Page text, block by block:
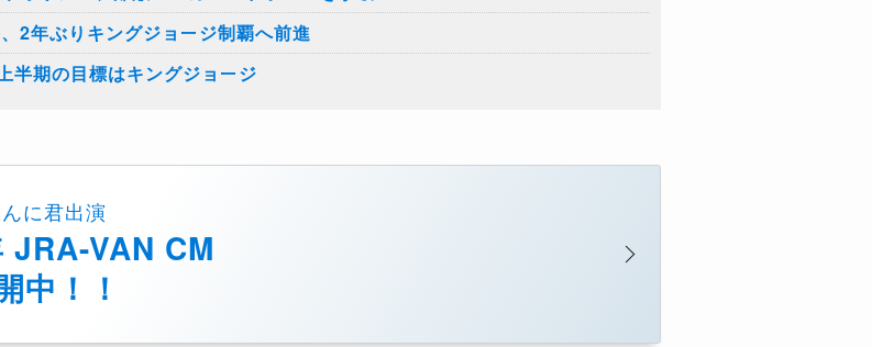
2年ぶりキングジョージ制覇へ前進
半期の目標はキングジョージ
に君出演
JRA-VAN CM
中！！